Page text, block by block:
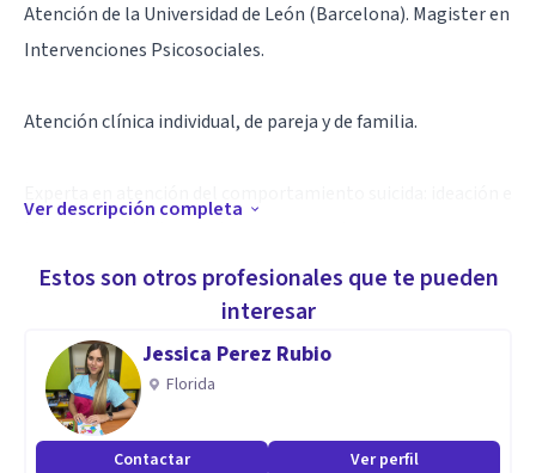
Atención de la Universidad de León (Barcelona). Magister en
Intervenciones Psicosociales.
Atención clínica individual, de pareja y de familia.
se ha suicidado.
Experta en atención del comportamiento suicida: ideación e
intento de suicidio y duelo por muerte de un ser amado que
se ha suicidado.
Ver descripción completa
Estos son otros profesionales que te pueden
interesar
Jessica Perez Rubio
Florida
Contactar Ver perfil